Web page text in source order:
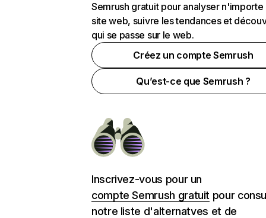
Semrush gratuit pour analyser n'importe
site web, suivre les tendances et
qui se passe sur le web.
Créez un compte Semrush
Qu’est-ce que Semrush ?
Inscrivez-vous pour un
compte Semrush gratuit pour
notre liste d'alternatves et de